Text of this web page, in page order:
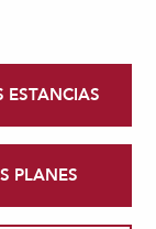
ESTANCIAS
PLANES